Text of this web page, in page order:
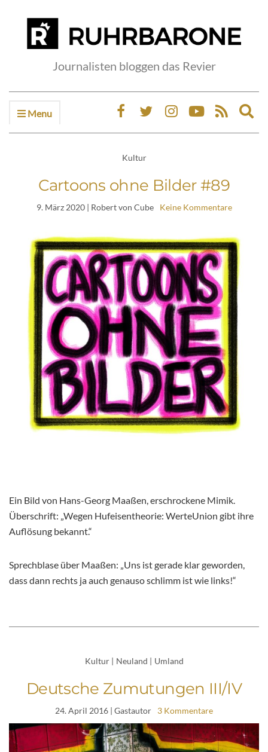
Journalisten bloggen das Revier
Menu
Kultur
Cartoons ohne Bilder #89
9. März 2020| Robert von Cube Keine Kommentare
Ein Bild von Hans-Georg Maaßen, erschrockene Mimik.
Überschrift: „Wegen Hufeisentheorie: WerteUnion gibt ihre
Auflösung bekannt.“
Sprechblase über Maaßen: „Uns ist gerade klar geworden,
dass dann rechts ja auch genauso schlimm ist wie links!“
Kultur | Neuland | Umland
Deutsche Zumutungen III/IV
24. April 2016 | Gastautor 3 Kommentare